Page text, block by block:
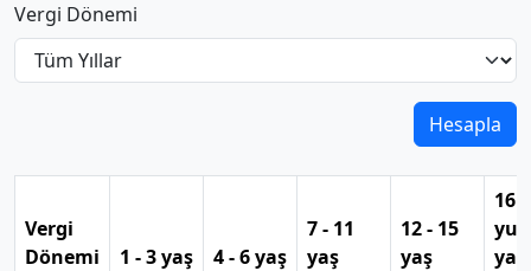
Vergi Dönemi
Hesapla
Vergi
Dönemi
1 - 3 yaş 4 - 6 yaş
7 - 11
yaş
12 - 15
yaş
16
yaş